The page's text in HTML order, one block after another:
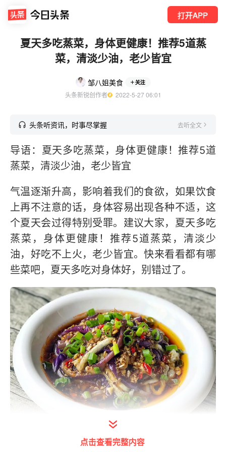
打开APP
夏天多吃蒸菜，身体更健康！推荐5道蒸
菜，清淡少油，老少皆宜
邹八姐美食 关注
头条新锐创作者
  2022-5-27 06:01
头条听资讯，时事尽掌握 去听全文
导语：夏天多吃蒸菜，身体更健康！推荐5道
蒸菜，清淡少油，老少皆宜
气温逐渐升高，影响着我们的食欲，如果饮食
上再不注意的话，身体容易出现各种不适，这
个夏天会过得特别受罪。建议大家，夏天多吃
蒸菜，身体更健康！推荐5道蒸菜，清淡少
油，好吃不上火，老少皆宜。快来看看都有哪
些菜吧，夏天多吃对身体好，别错过了。
打开今日头条查看图片详情
点击查看完整内容